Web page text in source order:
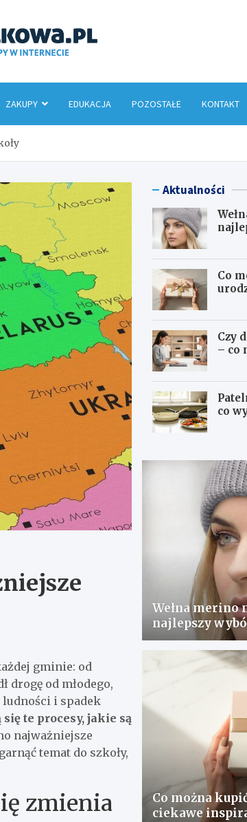
ZAKUPY EDUKACJA POZOSTAŁE KONTAKT
gminie: od
od młodego,
ludności i spadek
te procesy, jakie są
najważniejsze
temat do szkoły,
zmienia
Aktualności
Co
Czy
– co
co
Wełna merino
najlepszy
pielęgnacja
Co można
ciekawe